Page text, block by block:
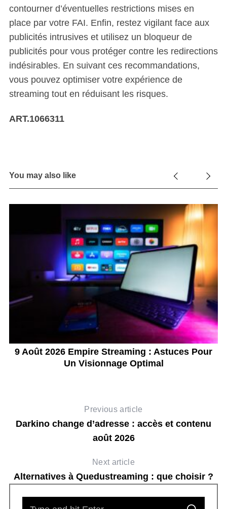
contourner d’éventuelles restrictions mises en
place par votre FAI. Enfin, restez vigilant face aux
publicités intrusives et utilisez un bloqueur de
publicités pour vous protéger contre les redirections
indésirables. En suivant ces recommandations,
vous pouvez optimiser votre expérience de
streaming tout en réduisant les risques.
ART.1066311
You may also like
9 Août 2026 Empire Streaming : Astuces Pour
Un Visionnage Optimal
Previous article
Darkino change d’adresse : accès et contenu
août 2026
Next article
Alternatives à Quedustreaming : que choisir ?